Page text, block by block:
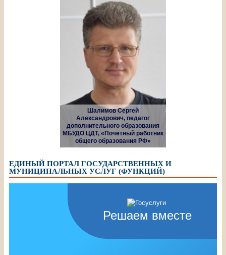
Шалимов Сергей
Александрович, педагог
дополнительного образования
МБУДО ЦДТ, «Почетный работник
общего образования РФ»
ЕДИНЫЙ ПОРТАЛ ГОСУДАРСТВЕННЫХ И
МУНИЦИПАЛЬНЫХ УСЛУГ (ФУНКЦИЙ)
Решаем вместе